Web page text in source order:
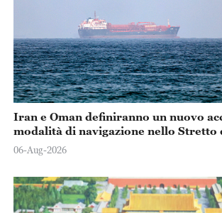
Iran e Oman definiranno un nuovo
modalità di navigazione nello Stretto
06-Aug-2026